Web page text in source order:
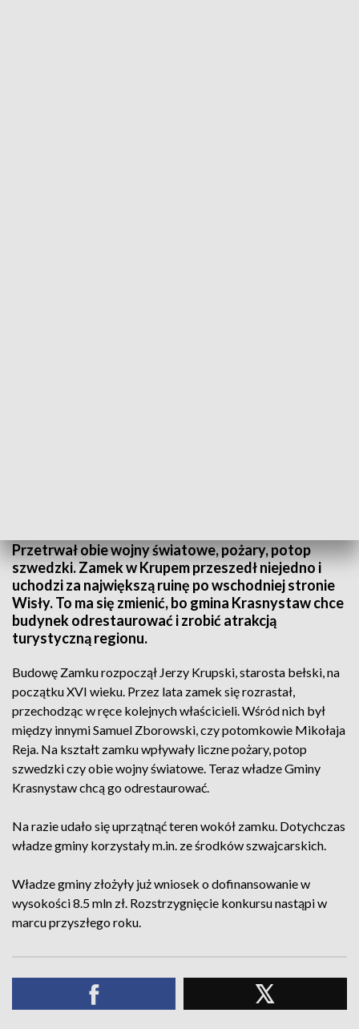
Przetrwał obie wojny światowe, pożary, potop
szwedzki. Zamek w Krupem przeszedł niejedno i
uchodzi za największą ruinę po wschodniej stronie
Wisły. To ma się zmienić, bo gmina Krasnystaw chce
budynek odrestaurować i zrobić atrakcją
turystyczną regionu.
Budowę Zamku rozpoczął Jerzy Krupski, starosta bełski, na
początku XVI wieku. Przez lata zamek się rozrastał,
przechodząc w ręce kolejnych właścicieli. Wśród nich był
między innymi Samuel Zborowski, czy potomkowie Mikołaja
Reja. Na kształt zamku wpływały liczne pożary, potop
szwedzki czy obie wojny światowe. Teraz władze Gminy
Krasnystaw chcą go odrestaurować.
Na razie udało się uprzątnąć teren wokół zamku. Dotychczas
władze gminy korzystały m.in. ze środków szwajcarskich.
Władze gminy złożyły już wniosek o dofinansowanie w
wysokości 8.5 mln zł. Rozstrzygnięcie konkursu nastąpi w
marcu przyszłego roku.